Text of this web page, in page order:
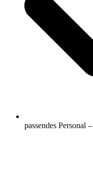
passendes Personal –